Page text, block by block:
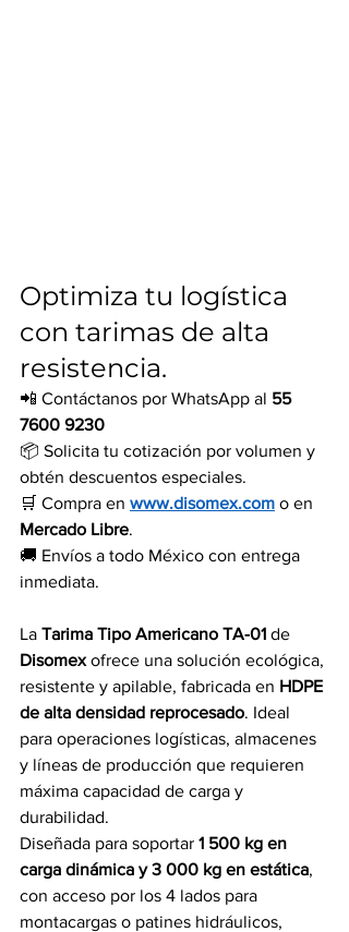
Optimiza tu logística
con tarimas de alta
resistencia.
📲 Contáctanos por WhatsApp al 55
7600 9230
📦 Solicita tu cotización por volumen y
obtén descuentos especiales.
🛒 Compra en www.disomex.com o en
Mercado Libre.
🚚 Envíos a todo México con entrega
inmediata.
La Tarima Tipo Americano TA-01 de
Disomex ofrece una solución ecológica,
resistente y apilable, fabricada en HDPE
de alta densidad reprocesado. Ideal
para operaciones logísticas, almacenes
y líneas de producción que requieren
máxima capacidad de carga y
durabilidad.
Diseñada para soportar 1 500 kg en
carga dinámica y 3 000 kg en estática,
con acceso por los 4 lados para
montacargas o patines hidráulicos,